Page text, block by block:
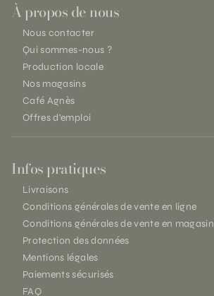
À propos de nous
Nous contacter
Qui sommes-nous ?
Production locale
Nos magasins
Café Agnès
Offres d'emploi
Infos pratiques
Livraisons
Conditions générales de vente en ligne
Conditions générales de vente en magasin
Protection des données
Mentions légales
Paiements sécurisés
FAQ